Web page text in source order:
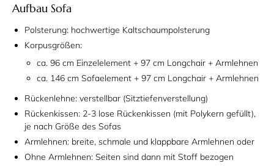
Aufbau Sofa
Polsterung: hochwertige Kaltschaumpolsterung
Korpusgrößen:
ca. 96 cm Einzelelement + 97 cm Longchair + Armlehnen
ca. 146 cm Sofaelement + 97 cm Longchair + Armlehnen
Rückenlehne: verstellbar (Sitztiefenverstellung)
Rückenkissen: 2-3 lose Rückenkissen (mit Polykern gefüllt),
je nach Größe des Sofas
Armlehnen: breite, schmale und klappbare Armlehnen oder
Ohne Armlehnen: Seiten sind dann mit Stoff bezogen